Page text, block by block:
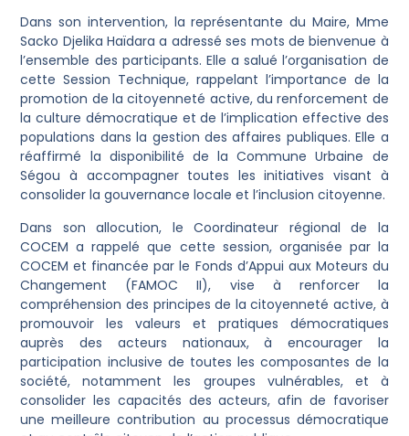
Dans son intervention, la représentante du Maire, Mme
Sacko Djelika Haïdara a adressé ses mots de bienvenue à
l’ensemble des participants. Elle a salué l’organisation de
cette Session Technique, rappelant l’importance de la
promotion de la citoyenneté active, du renforcement de
la culture démocratique et de l’implication effective des
populations dans la gestion des affaires publiques. Elle a
réaffirmé la disponibilité de la Commune Urbaine de
Ségou à accompagner toutes les initiatives visant à
consolider la gouvernance locale et l’inclusion citoyenne.
Dans son allocution, le Coordinateur régional de la
COCEM a rappelé que cette session, organisée par la
COCEM et financée par le Fonds d’Appui aux Moteurs du
Changement (FAMOC II), vise à renforcer la
compréhension des principes de la citoyenneté active, à
promouvoir les valeurs et pratiques démocratiques
auprès des acteurs nationaux, à encourager la
participation inclusive de toutes les composantes de la
société, notamment les groupes vulnérables, et à
consolider les capacités des acteurs, afin de favoriser
une meilleure contribution au processus démocratique